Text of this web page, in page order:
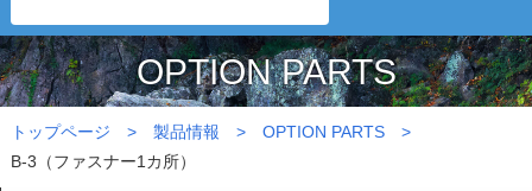
SPECIAL MOVIE
よくある質問
FAQ
お問い合わせ
CONTACT
会社概要 免責事項・サイトご利用案内
OPTION PARTS
トップページ 製品情報
OPTION PARTS
B-3（ファスナー1カ所）